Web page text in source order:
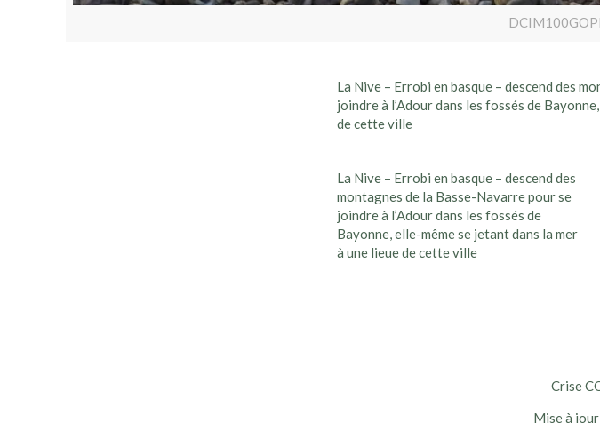
La Nive – Errobi en basque – descend des
joindre à l’Adour dans les fossés de
de cette ville
La Nive – Errobi en basque – descend des
montagnes de la Basse-Navarre pour se
joindre à l’Adour dans les fossés de
Bayonne, elle-même se jetant dans la mer
à une lieue de cette ville
Crise
Mise à